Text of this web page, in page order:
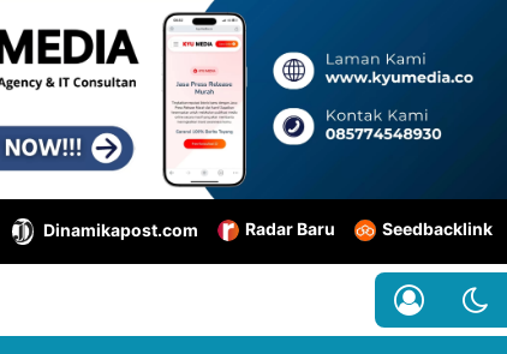
Dinamikapost.com Radar Baru Seedbacklink